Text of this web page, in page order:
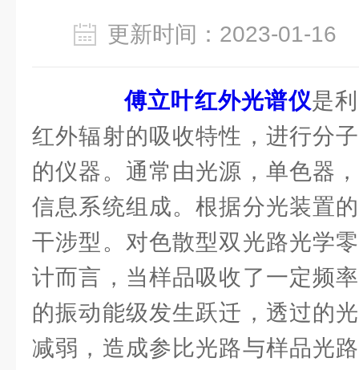
更新时间：2023-01-
傅立叶红外光谱仪是
红外辐射的吸收特性，进行分
的仪器。通常由光源，单色器
信息系统组成。根据分光装置
干涉型。对色散型双光路光学
计而言，当样品吸收了一定频
的振动能级发生跃迁，透过的
减弱，造成参比光路与样品光